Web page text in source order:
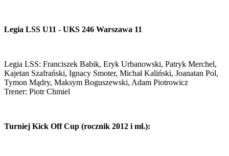
Legia LSS U11 - UKS 246 Warszawa 11
Legia LSS: Franciszek Babik, Eryk Urbanowski, Patryk Merchel,
Kajetan Szafrański, Ignacy Smoter, Michał Kaliński, Joanatan Pol,
Tymon Mądry, Maksym Boguszewski, Adam Piotrowicz
Trener: Piotr Chmiel
Turniej Kick Off Cup (rocznik 2012 i mł.):